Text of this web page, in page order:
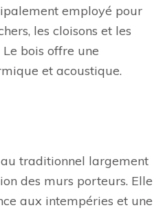
employé pour
les cloisons et les
bois offre une
et acoustique.
traditionnel largement
des murs porteurs. Elle
aux intempéries et une